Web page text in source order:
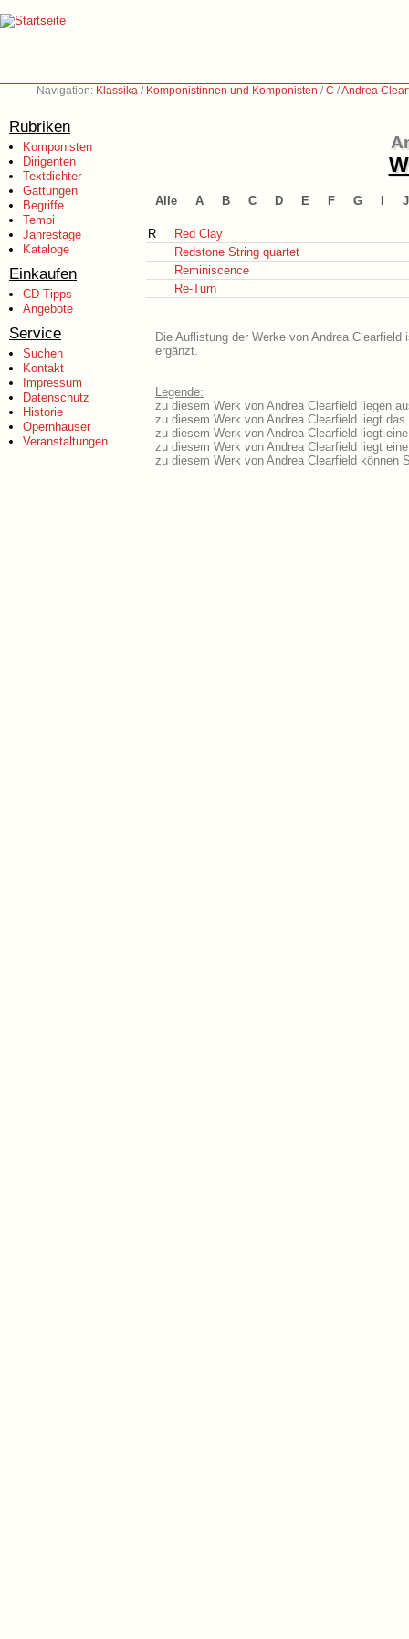
Navigation: Klassika / Komponistinnen und Komponisten /C /Andrea
Rubriken
Komponisten
Dirigenten
Textdichter
Gattungen
Begriffe
Tempi
Jahrestage
Kataloge
Einkaufen
CD-Tipps
Angebote
Service
Suchen
Kontakt
Impressum
Datenschutz
Historie
Opernhäuser
Veranstaltungen
Alle A B C D E F G J
R
Red Clay
Redstone String quartet
Reminiscence
Re-Turn
Die Auflistung der Werke von Andrea
ergänzt.
Legende:
zu diesem Werk von Andrea Clearfield liegen
zu diesem Werk von Andrea Clearfield liegt das
zu diesem Werk von Andrea Clearfield liegt
zu diesem Werk von Andrea Clearfield liegt
zu diesem Werk von Andrea Clearfield können